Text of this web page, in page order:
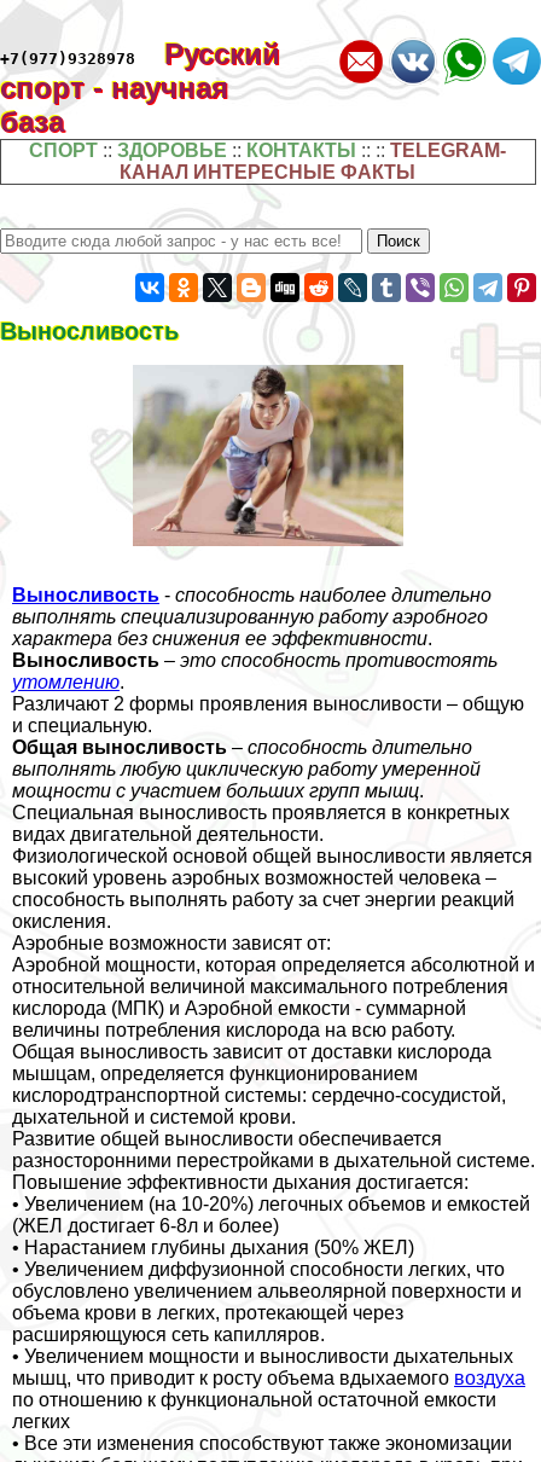
+7(977)9328978
Русский
спорт - научная
база
СПОРТ ::ЗДОРОВЬЕ :: КОНТАКТЫ :: ::TELEGRAM-
КАНАЛ ИНТЕРЕСНЫЕ ФАКТЫ
Выносливость
Выносливость - способность наиболее длительно
выполнять специализированную работу аэробного
хаpaктера без снижения ее эффективности.
Выносливость – это способность противостоять
утомлению.
Различают 2 формы проявления выносливости – общую
и специальную.
Общая выносливость – способность длительно
выполнять любую циклическую работу умеренной
мощности с участием больших групп мышц.
Специальная выносливость проявляется в конкретных
видах двигательной деятельности.
Физиологической основой общей выносливости является
высокий уровень аэробных возможностей человека –
способность выполнять работу за счет энергии реакций
окисления.
Аэробные возможности зависят от:
Аэробной мощности, которая определяется абсолютной и
относительной величиной максимального потрeбления
кислорода (МПК) и Аэробной емкости - суммарной
величины потрeбления кислорода на всю работу.
Общая выносливость зависит от доставки кислорода
мышцам, определяется функционированием
кислородтрaнcпортной системы: сердечно-сосудистой,
дыхательной и системой крови.
Развитие общей выносливости обеспечивается
разносторонними перестройками в дыхательной системе.
Повышение эффективности дыхания достигается:
• Увеличением (на 10-20%) легочных объемов и емкостей
(ЖЕЛ достигает 6-8л и более)
• Нарастанием глубины дыхания (50% ЖЕЛ)
• Увеличением диффузионной способности легких, что
обусловлено увеличением альвеолярной поверхности и
объема крови в легких, протекающей через
расширяющуюся сеть капилляров.
• Увеличением мощности и выносливости дыхательных
мышц, что приводит к росту объема вдыхаемого воздуха
по отношению к функциональной остаточной емкости
легких
• Все эти изменения способствуют также экономизации